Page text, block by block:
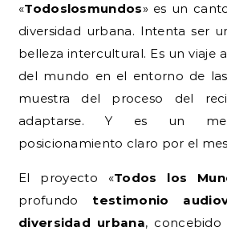
«Todoslosmundos» es un
diversidad urbana. Intenta ser
belleza intercultural. Es un viaje
del mundo en el entorno de
muestra del proceso del
adaptarse. Y es un
posicionamiento claro por el
El proyecto «Todos los
profundo testimonio
diversidad urbana,